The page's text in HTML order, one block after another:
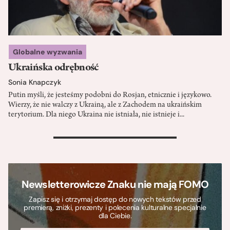
Globalne wyzwania
Ukraińska odrębność
Sonia Knapczyk
Putin myśli, że jesteśmy podobni do Rosjan, etnicznie i językowo.
Wierzy, że nie walczy z Ukrainą, ale z Zachodem na ukraińskim
terytorium. Dla niego Ukraina nie istniała, nie istnieje i...
>
Newsletterowicze Znaku nie mają FOMO
Zapisz się i otrzymaj dostęp do nowych tekstów przed
premierą, zniżki, prezenty i polecenia kulturalne specjalnie
dla Ciebie.